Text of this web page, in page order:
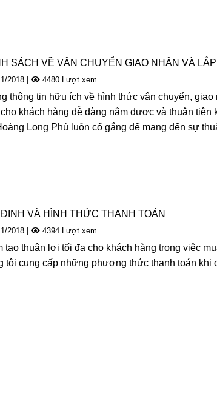
SÁCH VỀ VẬN CHUYỂN GIAO NHẬN VÀ
2018 4480 Lượt xem
thông tin hữu ích về hình thức vận chuyển, giao
khách hàng dễ dàng nắm được và thuận tiện
Long Phú luôn cố gắng để mang đến sự
VÀ HÌNH THỨC THANH TOÁN
2018 4394 Lượt xem
tạo thuận lợi tối đa cho khách hàng trong việc
tôi cung cấp những phương thức thanh toán khi